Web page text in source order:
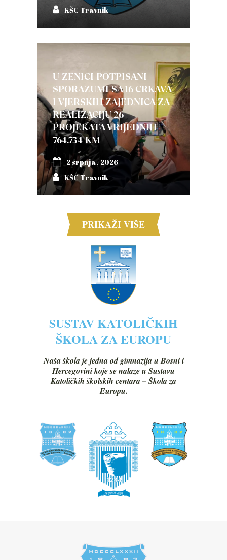
KŠC Travnik
U ZENICI POTPISANI
SPORAZUMI SA 16 CRKAVA
I VJERSKIH ZAJEDNICA ZA
REALIZACIJU 26
PROJEKATA VRIJEDNIH
764.734 KM
2 srpnja, 2026
KŠC Travnik
PRIKAŽI VIŠE
SUSTAV KATOLIČKIH
ŠKOLA ZA EUROPU
Naša škola je jedna od gimnazija u Bosni i
Hercegovini koje se nalaze u Sustavu
Katoličkih školskih centara – Škola za
Europu.